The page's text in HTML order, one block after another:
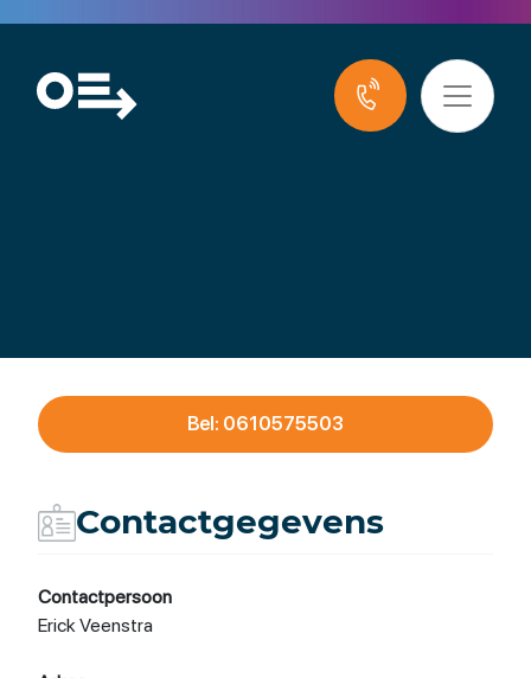
Bel: 0610575503
Contactgegevens
Contactpersoon
Erick Veenstra